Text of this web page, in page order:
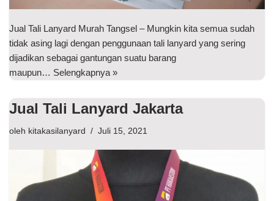
Jual Tali Lanyard Murah Tangsel – Mungkin kita semua sudah
tidak asing lagi dengan penggunaan tali lanyard yang sering
dijadikan sebagai gantungan suatu barang
maupun… Selengkapnya »
Jual Tali Lanyard Jakarta
oleh kitakasilanyard Juli 15, 2021